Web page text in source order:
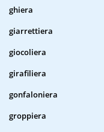
ghiera
giarrettiera
giocoliera
girafiliera
gonfaloniera
groppiera